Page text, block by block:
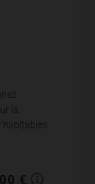
la
habitables
€